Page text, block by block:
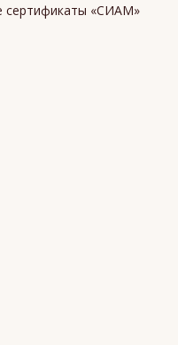
сертификаты «СИАМ»